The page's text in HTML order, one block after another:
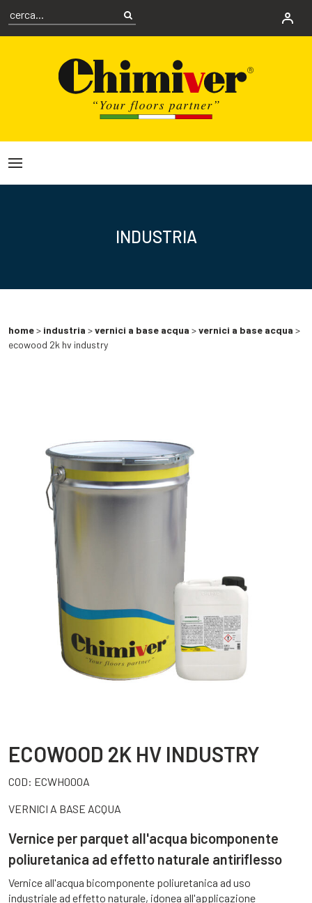
INDUSTRIA
home> industria >vernici a base acqua >vernici a base acqua >
ecowood 2k hv industry
ECOWOOD 2K HV INDUSTRY
COD: ECWH000A
VERNICI A BASE ACQUA
Vernice per parquet all'acqua bicomponente
poliuretanica ad effetto naturale antiriflesso
Vernice all'acqua bicomponente poliuretanica ad uso
industriale ad effetto naturale, idonea all'applicazione